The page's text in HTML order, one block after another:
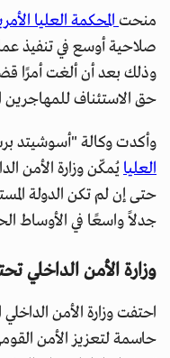
منحتالمحكمة العليا
صلاحية أوسع في تنفيذ
وذلك بعد أن ألغت أمرًا
حق الاستئناف للمهاجرين
وأكدت وكالة "أسوشيتد
العليايُمكّن وزارة الأمن
حتى إن لم تكن الدولة
جدلاً واسعًا في الأوساط
وزارة الأمن الداخلي
احتفت وزارة الأمن الداخلي
حاسمة لتعزيز الأمن